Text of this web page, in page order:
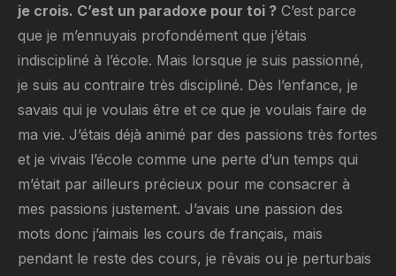
je crois. C’est un paradoxe pour toi ? C’est parce
que je m’ennuyais profondément que j’étais
indiscipliné à l’école. Mais lorsque je suis passionné,
je suis au contraire très discipliné. Dès l’enfance, je
savais qui je voulais être et ce que je voulais faire de
ma vie. J’étais déjà animé par des passions très fortes
et je vivais l’école comme une perte d’un temps qui
m’était par ailleurs précieux pour me consacrer à
mes passions justement. J’avais une passion des
mots donc j’aimais les cours de français, mais
pendant le reste des cours, je rêvais ou je perturbais